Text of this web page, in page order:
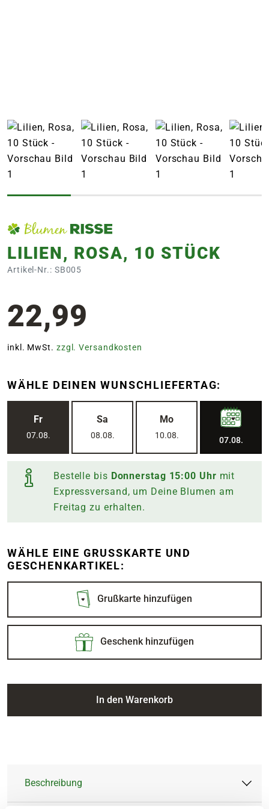
LILIEN, ROSA, 10 STÜCK
Artikel-Nr.: SB005
22,99
inkl. MwSt. zzgl. Versandkosten
WÄHLE DEINEN WUNSCHLIEFERTAG:
Fr
07.08.
Sa
08.08.
Mo
10.08.
07.08.
Bestelle bis Donnerstag 15:00 Uhr mit
Expressversand, um Deine Blumen am
Freitag zu erhalten.
WÄHLE EINE GRUSSKARTE UND G
ESCHENKARTIKEL:
Grußkarte hinzufügen
Geschenk hinzufügen
In den Warenkorb
Beschreibung